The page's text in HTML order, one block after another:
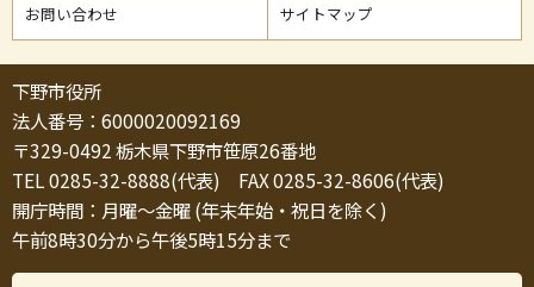
お問い合わせ サイトマップ
下野市役所
法人番号：6000020092169
〒329-0492 栃木県下野市笹原26番地
TEL 0285-32-8888(代表) FAX 0285-32-8606(代表)
開庁時間：月曜～金曜 (年末年始・祝日を除く)
午前8時30分から午後5時15分まで